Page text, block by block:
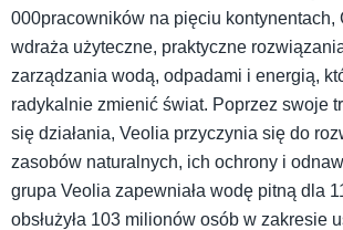
000pracowników na pięciu kontynentach,
wdraża użyteczne, praktyczne
zarządzania wodą, odpadami i energią,
radykalnie zmienić świat. Poprzez swoje
się działania, Veolia przyczynia się do
zasobów naturalnych, ich ochrony i
grupa Veolia zapewniała wodę pitną dla
obsłużyła 103 milionów osób w zakresie